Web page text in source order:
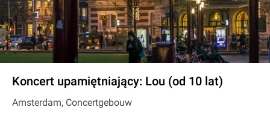
Koncert upamiętniający: Lou (od 10 lat)
Amsterdam, Concertgebouw